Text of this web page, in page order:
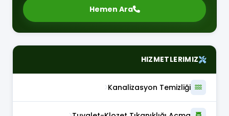
Hemen Ara
HIZMETLERIMIZ
Kanalizasyon Temizliği